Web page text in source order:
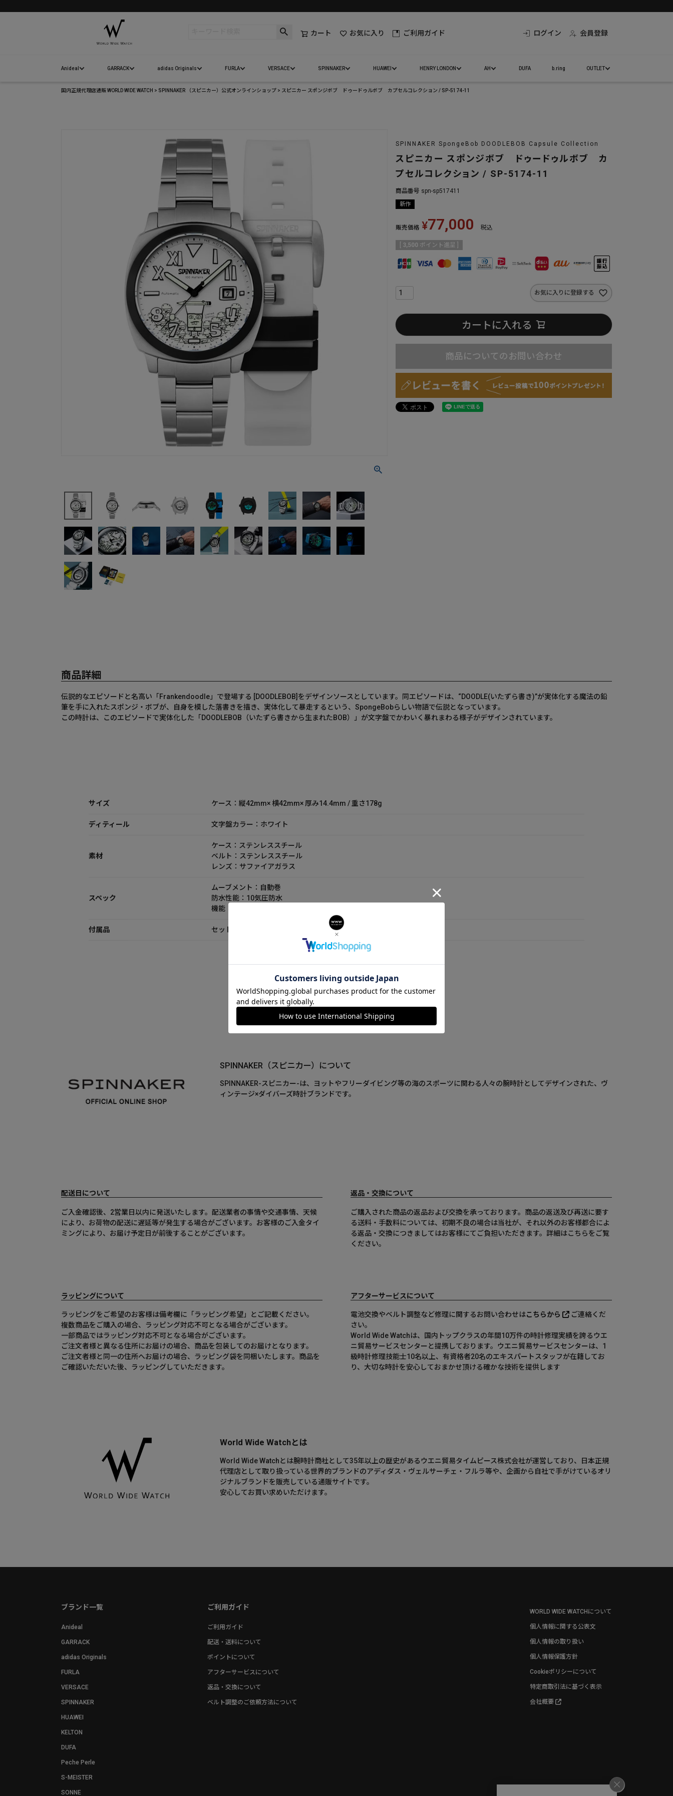
カート お気に入り ご利用ガイド ログイン 会員登録
Anideal GARRACK adidas Originals FURLA VERSACE SPINNAKER HUAWEI HENRY LONDON AH DUFA b.ring OUTLET
国内正規代理店通販 WORLD WIDE WATCH SPINNAKER （スピニカー）公式オンラインショップ スピニカー スポンジボブ ドゥードゥルボブ カプセルコレクション / SP-5174-11
SPINNAKER SpongeBob DOODLEBOB Capsule Collection
スピニカー スポンジボブ ドゥードゥルボブ カ
プセルコレクション / SP-5174-11
商品番号 spn-sp517411
新作
販売価格 ¥77,000 税込
3,500 ポイント進呈 ]
お気に入りに登録する
カートに入れる
商品についてのお問い合わせ
商品詳細
伝説的なエピソードと名高い「Frankendoodle」で登場する [DOODLEBOB]をデザインソースとしています。同エピソードは、“DOODLE(いたずら書き)”が実体化する魔法の鉛
筆を手に入れたスポンジ・ボブが、自身を模した落書きを描き、実体化して暴走するという、SpongeBobらしい物語で伝説となっています。
この時計は、このエピソードで実体化した「DOODLEBOB（いたずら書きから生まれたBOB）」が文字盤でかわいく暴れまわる様子がデザインされています。
サイズ ケース：縦42mm× 横42mm× 厚み14.4mm / 重さ178g
ディティール 文字盤カラー：ホワイト
素材
ケース：ステンレススチール
ベルト：ステンレススチール
レンズ：サファイアガラス
スペック
ムーブメント：自動巻
防水性能：10気圧防水
機能：替えラバーベルト付
付属品 セット内容：箱 保証書 取扱説明書
SPINNAKER（スピニカー）について
SPINNAKER-スピニカー-は、ヨットやフリーダイビング等の海のスポーツに関わる人々の腕時計としてデザインされた、ヴ
ィンテージ×ダイバーズ時計ブランドです。
配送日について
ご入金確認後、2営業日以内に発送いたします。配送業者の事情や交通事情、天候
により、お荷物の配送に遅延等が発生する場合がございます。お客様のご入金タイ
ミングにより、お届け予定日が前後することがございます。
返品・交換について
ご購入された商品の返品および交換を承っております。商品の返送及び再送に要す
る送料・手数料については、初期不良の場合は当社が、それ以外のお客様都合によ
る返品・交換につきましてはお客様にてご負担いただきます。詳細はこちらをご覧
ください。
ラッピングについて
ラッピングをご希望のお客様は備考欄に「ラッピング希望」とご記載ください。
複数商品をご購入の場合、ラッピング対応不可となる場合がございます。
一部商品ではラッピング対応不可となる場合がございます。
ご注文者様と異なる住所にお届けの場合、商品を包装してのお届けとなります。
ご注文者様と同一の住所へお届けの場合、ラッピング袋を同梱いたします。商品を
ご確認いただいた後、ラッピングしていただきます。
アフターサービスについて
電池交換やベルト調整など修理に関するお問い合わせはこちらから
ご連絡くだ
さい。
World Wide Watchは、国内トップクラスの年間10万件の時計修理実績を誇るウエ
ニ貿易サービスセンターと提携しております。ウエニ貿易サービスセンターは、1
級時計修理技能士10名以上、有資格者20名のエキスパートスタッフが在籍してお
り、大切な時計を安心しておまかせ頂ける確かな技術を提供します
World Wide Watchとは
World Wide Watchとは腕時計商社として35年以上の歴史があるウエニ貿易タイムピース株式会社が運営しており、日本正規
代理店として取り扱っている世界的ブランドのアディダス・ヴェルサーチェ・フルラ等や、企画から自社で手がけているオリ
ジナルブランドを販売している通販サイトです。
安心してお買い求めいただけます。
ブランド一覧
Anideal
GARRACK
adidas Originals
FURLA
VERSACE
SPINNAKER
HUAWEI
KELTON
DUFA
Peche Perle
S-MEISTER
SONNE
ご利用ガイド
ご利用ガイド
配送・送料について
ポイントについて
アフターサービスについて
返品・交換について
ベルト調整のご依頼方法について
WORLD WIDE WATCHについて
個人情報に関する公表文
個人情報の取り扱い
個人情報保護方針
Cookieポリシーについて
特定商取引法に基づく表示
会社概要